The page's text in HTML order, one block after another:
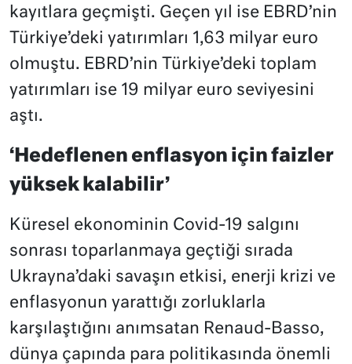
kayıtlara geçmişti. Geçen yıl ise EBRD’nin
Türkiye’deki yatırımları 1,63 milyar euro
olmuştu. EBRD’nin Türkiye’deki toplam
yatırımları ise 19 milyar euro seviyesini
aştı.
‘Hedeflenen enflasyon için faizler
yüksek kalabilir’
Küresel ekonominin Covid-19 salgını
sonrası toparlanmaya geçtiği sırada
Ukrayna’daki savaşın etkisi, enerji krizi ve
enflasyonun yarattığı zorluklarla
karşılaştığını anımsatan Renaud-Basso,
dünya çapında para politikasında önemli